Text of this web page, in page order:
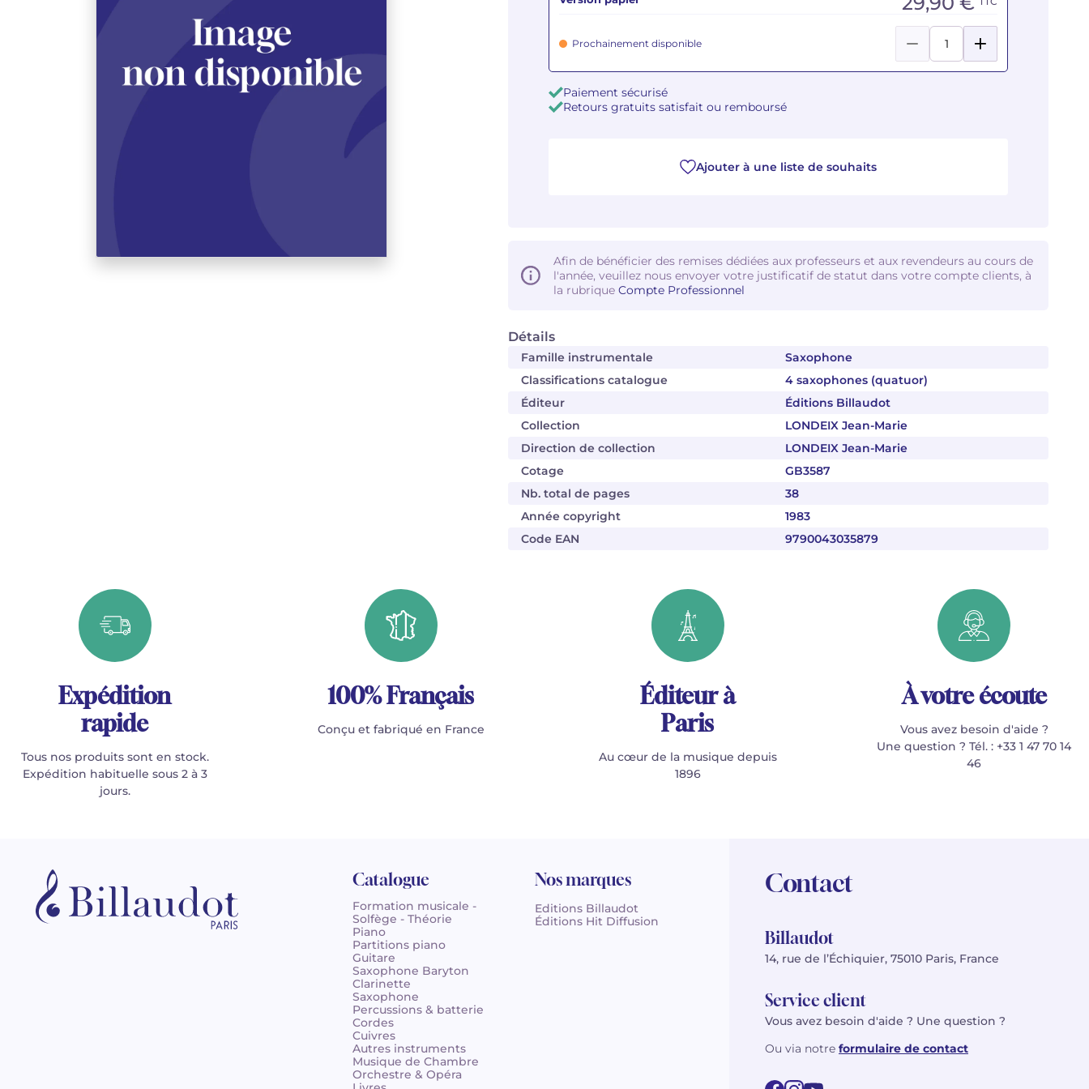
Détails
Famille instrumentale
Saxophone
Classifications catalogue
4 saxophones (quatuor)
Éditeur
Éditions Billaudot
Collection
LONDEIX Jean-Marie
Direction de collection
LONDEIX Jean-Marie
Cotage
GB3587
Nb. total de pages
38
Année copyright
1983
Code EAN
9790043035879
Prochainement disponible
Paiement sécurisé
Retours gratuits satisfait ou remboursé
Ajouter à une liste de souhaits
Afin de bénéficier des remises dédiées aux professeurs et aux revendeurs au cours de
l'année, veuillez nous envoyer votre justificatif de statut dans votre compte clients, à
la rubrique Compte Professionnel
Expédition
rapide
Tous nos produits sont en stock.
Expédition habituelle sous 2 à 3
jours.
100% Français
Conçu et fabriqué en France
Éditeur à
Paris
Au cœur de la musique depuis
1896
À votre écoute
Vous avez besoin d'aide ?
Une question ? Tél. : +33 1 47 70 14
46
Catalogue
Formation musicale -
Solfège - Théorie
Piano
Partitions piano
Guitare
Saxophone Baryton
Clarinette
Saxophone
Percussions & batterie
Cordes
Cuivres
Autres instruments
Musique de Chambre
Orchestre & Opéra
Nos marques
Editions Billaudot
Éditions Hit Diffusion
Contact
Billaudot
14, rue de l’Échiquier, 75010 Paris, France
Service client
Vous avez besoin d'aide ? Une question ?
Ou via notre formulaire de contact